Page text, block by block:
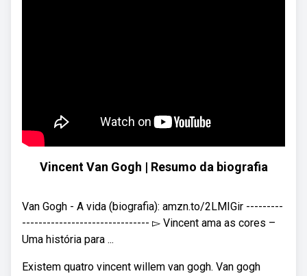
Vincent Van Gogh | Resumo da biografia
Van Gogh - A vida (biografia): amzn.to/2LMIGir ---------
------------------------------- ▻ Vincent ama as cores –
Uma história para ...
Existem quatro vincent willem van gogh. Van gogh